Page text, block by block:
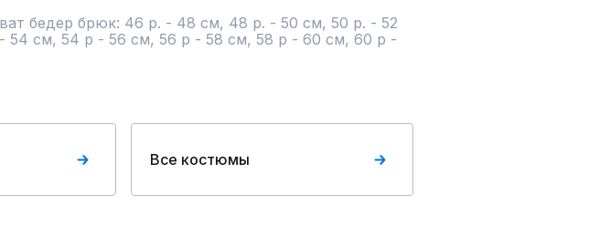
бедер брюк: 46 р. - 48 см, 48 р. - 50 см, 50 р. - 52
54 см, 54 р - 56 см, 56 р - 58 см, 58 р - 60 см, 60 р -
Все костюмы